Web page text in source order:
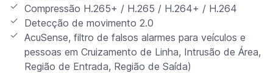
Compressão H.265+ / H.265 / H.264+ / H.264
Detecção de movimento 2.0
AcuSense, filtro de falsos alarmes para veículos e
pessoas em Cruizamento de Linha, Intrusão de Área,
Região de Entrada, Região de Saída)